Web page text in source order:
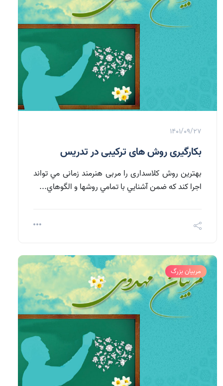
1401/09/27
بکارگیری روش های ترکیبی در تدریس
بهترين روش کلاسداری را مربی هنرمند زمانی مي تواند
اجرا کند كه ضمن آشنايي با تمامي روشها و الگوهاي...
مربیان بزرگ